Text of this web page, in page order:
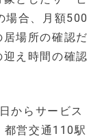
場合、月額500
場所の確認だ
え時間の確認
からサービス
都営交通110駅